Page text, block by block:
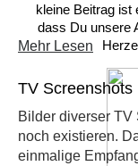
Mehr Lesen
TV Screenshots
Bilder diverser TV
noch existieren.
einmalige
kleine Beitrag ist
dass Du unsere